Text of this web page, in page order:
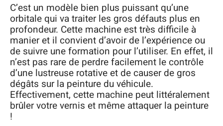
C’est un modèle bien plus puissant qu’une
orbitale qui va traiter les gros défauts plus en
profondeur. Cette machine est très difficile à
manier et il convient d’avoir de l’expérience ou
de suivre une formation pour l’utiliser. En effet, il
n’est pas rare de perdre facilement le contrôle
d’une lustreuse rotative et de causer de gros
dégâts sur la peinture du véhicule.
Effectivement, cette machine peut littéralement
brûler votre vernis et même attaquer la peinture
!